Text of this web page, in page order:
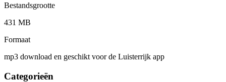
Bestandsgrootte
431 MB
Formaat
mp3 download en geschikt voor de Luisterrijk app
Categorieën